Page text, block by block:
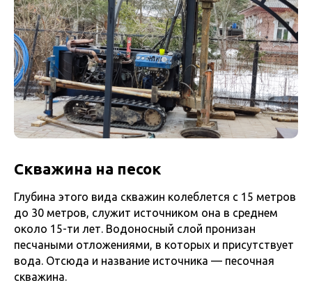
Скважина на песок
Глубина этого вида скважин колеблется с 15 метров
до 30 метров, служит источником она в среднем
около 15-ти лет. Водоносный слой пронизан
песчаными отложениями, в которых и присутствует
вода. Отсюда и название источника — песочная
скважина.